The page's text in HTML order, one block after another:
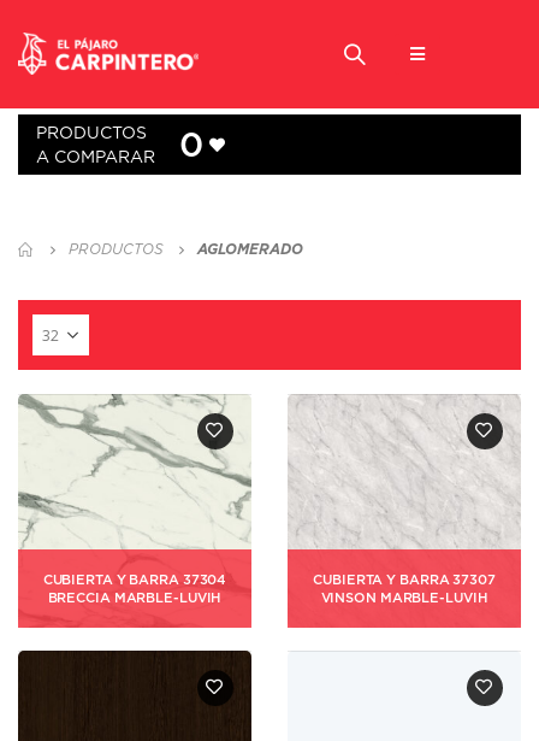
PRODUCTOS
A COMPARAR
0
PRODUCTOS AGLOMERADO
CUBIERTA Y BARRA 37304
BRECCIA MARBLE-LUVIH
CUBIERTA Y BARRA 37307
VINSON MARBLE-LUVIH